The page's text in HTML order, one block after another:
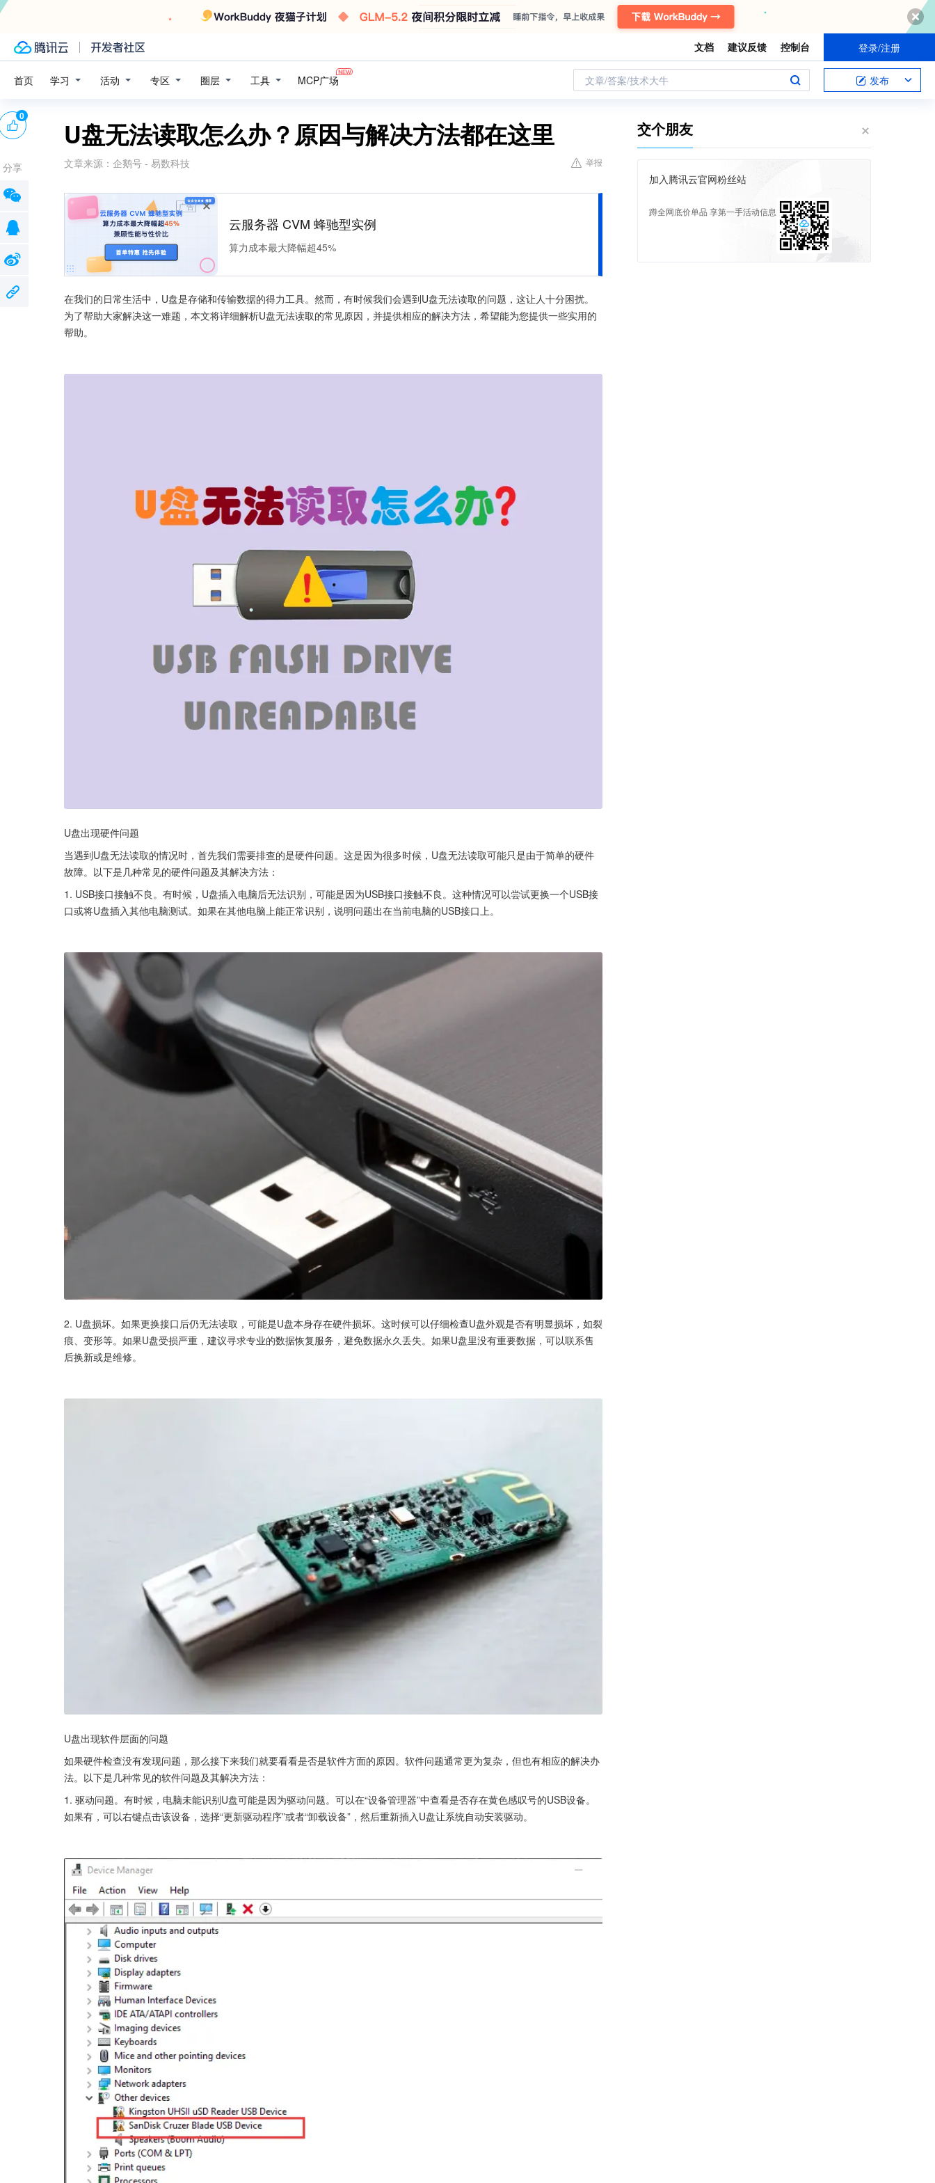
文档 建议反馈 控制台 登录/注册
首页 学习 活动 专区 圈层 工具 MCP广场 文章/答案/技术大牛 发布
U盘无法读取怎么办？原因与解决方法都在这里
文章来源： 企鹅号 - 易数科技 举报
广告
云服务器 CVM 蜂驰型实例
算力成本最大降幅超45%
在我们的日常生活中，U盘是存储和传输数据的得力工具。然而，有时候我们会遇到U盘无法读取的问题，这让人十分困扰。
为了帮助大家解决这一难题，本文将详细解析U盘无法读取的常见原因，并提供相应的解决方法，希望能为您提供一些实用的
帮助。
U盘出现硬件问题
当遇到U盘无法读取的情况时，首先我们需要排查的是硬件问题。这是因为很多时候，U盘无法读取可能只是由于简单的硬件
故障。以下是几种常见的硬件问题及其解决方法：
1. USB接口接触不良。有时候，U盘插入电脑后无法识别，可能是因为USB接口接触不良。这种情况可以尝试更换一个USB接
口或将U盘插入其他电脑测试。如果在其他电脑上能正常识别，说明问题出在当前电脑的USB接口上。
2. U盘损坏。如果更换接口后仍无法读取，可能是U盘本身存在硬件损坏。这时候可以仔细检查U盘外观是否有明显损坏，如裂
痕、变形等。如果U盘受损严重，建议寻求专业的数据恢复服务，避免数据永久丢失。如果U盘里没有重要数据，可以联系售
后换新或是维修。
U盘出现软件层面的问题
如果硬件检查没有发现问题，那么接下来我们就要看看是否是软件方面的原因。软件问题通常更为复杂，但也有相应的解决办
法。以下是几种常见的软件问题及其解决方法：
1. 驱动问题。有时候，电脑未能识别U盘可能是因为驱动问题。可以在“设备管理器”中查看是否存在黄色感叹号的USB设备。
如果有，可以右键点击该设备，选择“更新驱动程序”或者“卸载设备”，然后重新插入U盘让系统自动安装驱动。
0
分享
交个朋友
加入腾讯云官网粉丝站
蹲全网底价单品 享第一手活动信息